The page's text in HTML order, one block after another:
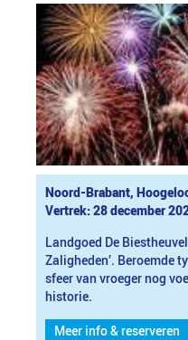
Noord-Brabant,
Vertrek: 28 december
Landgoed De
Zaligheden’. Beroemde
sfeer van vroeger nog
historie.
Meer info & reserveren